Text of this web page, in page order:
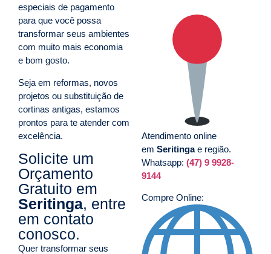
especiais de pagamento
para que você possa
transformar seus ambientes
com muito mais economia
e bom gosto.
Seja em reformas, novos
projetos ou substituição de
cortinas antigas, estamos
prontos para te atender com
excelência.
Solicite um
Orçamento
Gratuito em
Seritinga, entre
em contato
conosco.
Quer transformar seus
Atendimento online
em Seritingae região.
Whatsapp: (47) 9 9928-
9144
Compre Online: